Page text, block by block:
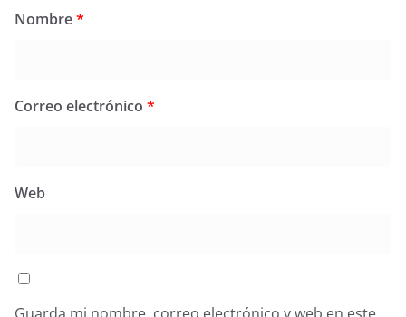
Nombre*
Correo electrónico *
Web